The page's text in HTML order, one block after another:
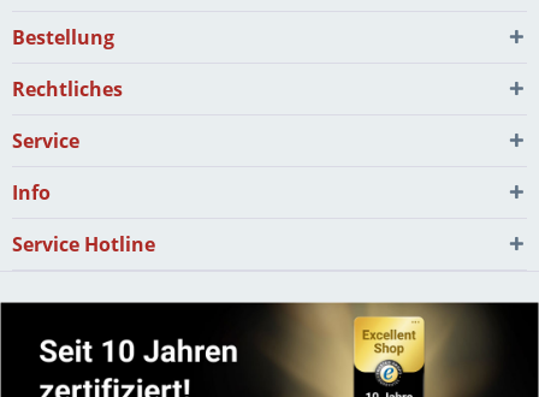
Bestellung
Rechtliches
Service
Info
Service Hotline